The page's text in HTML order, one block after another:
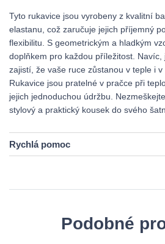
Tyto rukavice jsou vyrobeny z kvalitní
elastanu, což zaručuje jejich příjemný
flexibilitu. S geometrickým a hladkým
doplňkem pro každou příležitost.
zajistí, že vaše ruce zůstanou v teple i v
Rukavice jsou pratelné v pračce při
jejich jednoduchou údržbu.
stylový a praktický kousek do svého
Rychlá pomoc
Podobné